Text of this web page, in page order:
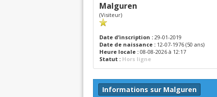
Malguren
(Visiteur)
Date d’inscription : 29-01-2019
Date de naissance : 12-07-1976 (50 ans)
Heure locale : 08-08-2026 à 12:17
Statut : Hors ligne
Informations sur Malguren